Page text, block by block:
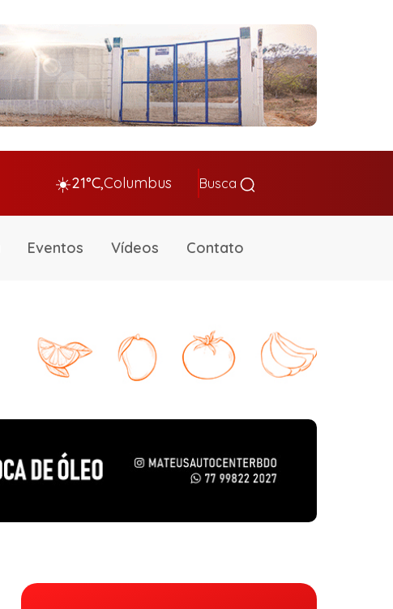
☀️21°C,Columbus Busca
Eventos Vídeos Contato